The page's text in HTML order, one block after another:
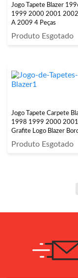
Jogo Tapete Blazer
1999 2000 2001
A 2009 4 Peças
Produto Esgotado
Jogo Tapete Carpete
1998 1999 2000
Grafite Logo Blazer
Dianteiro
Produto Esgotado